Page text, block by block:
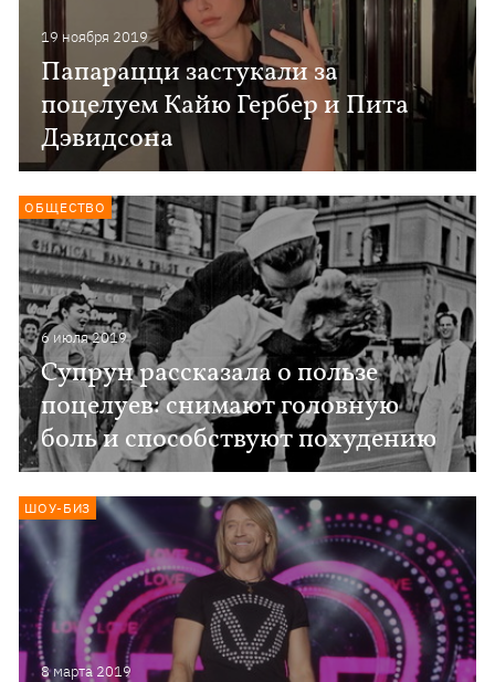
19 ноября 2019
Папарацци застукали за
поцелуем Кайю Гербер и Пита
Дэвидсона
6 июля 2019
Супрун рассказала о пользе
поцелуев: снимают головную
боль и способствуют похудению
ОБЩЕСТВО
8 марта 2019
ШОУ-БИЗ